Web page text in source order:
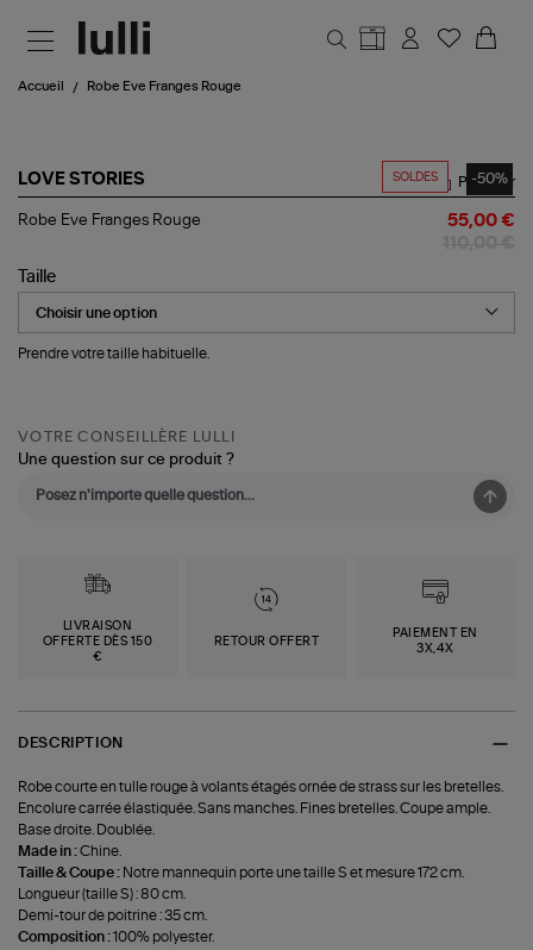
Accueil Robe Eve Franges Rouge
SOLDES -50%
LOVE STORIES
Robe
Rouge
Partager
Robe Eve Franges Rouge 55,00 €
Taille
Prendre votre taille habituelle.
VOTRE CONSEILLÈRE LULLI
Une question sur ce produit ?
LIVRAISON
OFFERTE DÈS 150
€
RETOUR OFFERT
PAIEMENT EN
3X,4X
DESCRIPTION
Robe courte en tulle rouge à volants étagés ornée de strass sur les bretelles.
Encolure carrée élastiquée. Sans manches. Fines bretelles. Coupe ample.
Base droite. Doublée.
Made in :Chine.
Taille & Coupe : Notre mannequin porte une taille S et mesure 172 cm.
Longueur (taille S) : 80 cm.
Demi-tour de poitrine : 35 cm.
Composition :100% polyester.